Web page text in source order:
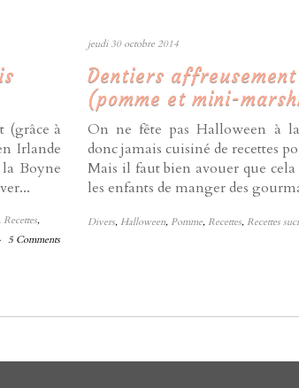
(grâce à
Irlande
Boyne
Recettes,
5 Comments
jeudi 30 octobre 2014
Dentiers
(pomme et mini-
On ne fête pas Halloween à
donc jamais cuisiné de recettes
Mais il faut bien avouer que cela
les enfants de manger des
Divers, Halloween, Pomme, Recettes, Recettes